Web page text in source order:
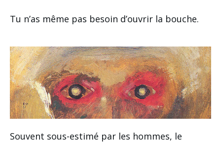
Tu n’as même pas besoin d’ouvrir la bouche.
Souvent sous-estimé par les hommes, le